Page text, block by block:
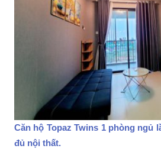
Căn hộ Topaz Twins 1 phòng ngủ
đủ nội thất.